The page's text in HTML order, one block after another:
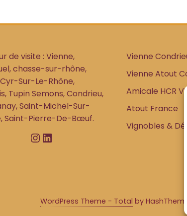
être
choisies
sur
la
page
du
choisies
page
produit
de visite : Vienne,
chasse-sur-rhône,
Sur-Le-Rhône,
Tupin Semons, Condrieu,
Saint-Michel-Sur-
Saint-Pierre-De-Bœuf.
Instagram
LinkedIn
Vienne
Vienne Atout
Amicale HCR
Atout France
Vignobles &
WordPress Theme - Total by